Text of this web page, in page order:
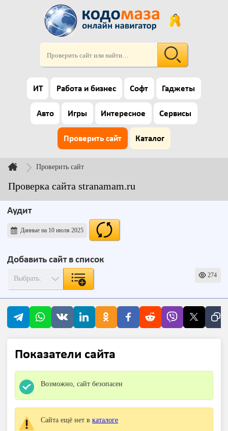
ИТ Работа и бизнес Софт Гаджеты
Авто Игры Интересное Сервисы
Проверить сайт Каталог
Проверить сайт
Проверка сайта stranamam.ru
Аудит
Данные на 10 июля 2025
Добавить сайт в список
274
Показатели сайта
Возможно, сайт безопасен
Сайта ещё нет вкаталоге